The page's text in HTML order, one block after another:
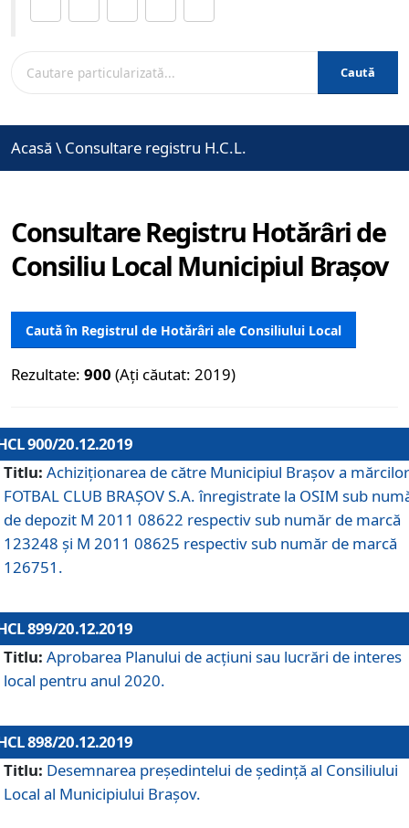
Caută
Acasă \ Consultare registru H.C.L.
Consultare Registru Hotărâri de
Consiliu Local Municipiul Brașov
Caută în Registrul de Hotărâri ale Consiliului Local
Rezultate: 900 (Ați căutat: 2019)
900/20.12.2019
Titlu: Achiziționarea de către Municipiul Brașov a mărcilor
FOTBAL CLUB BRAȘOV S.A. înregistrate la OSIM sub
de depozit M 2011 08622 respectiv sub număr de marcă
123248 și M 2011 08625 respectiv sub număr de marcă
126751.
899/20.12.2019
Titlu: Aprobarea Planului de acţiuni sau lucrări de interes
local pentru anul 2020.
898/20.12.2019
Titlu: Desemnarea preşedintelui de şedinţă al Consiliului
Local al Municipiului Braşov.